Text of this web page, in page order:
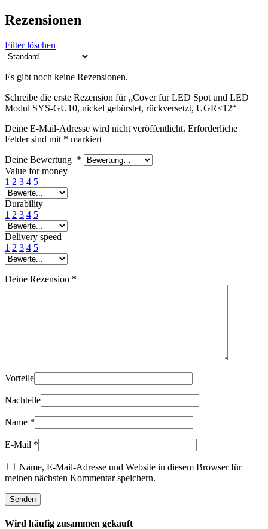
Rezensionen
Filter löschen
Es gibt noch keine Rezensionen.
Schreibe die erste Rezension für „Cover für LED Spot und LED
Modul SYS-GU10, nickel gebürstet, rückversetzt, UGR<12“
Deine E-Mail-Adresse wird nicht veröffentlicht. Erforderliche
Felder sind mit * markiert
Deine Bewertung *
Value for money
1 2 3 4 5
Durability
1 2 3 4 5
Delivery speed
1 2 3 4 5
Deine Rezension *
Vorteile
Nachteile
Name *
E-Mail *
Name, E-Mail-Adresse und Website in diesem Browser für
meinen nächsten Kommentar speichern.
Wird häufig zusammen gekauft